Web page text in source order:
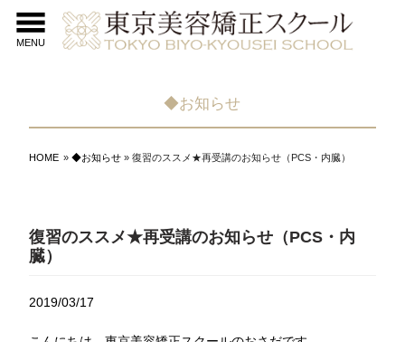
MENU
◆お知らせ
HOME »◆お知らせ » 復習のススメ★再受講のお知らせ（PCS・内臓）
復習のススメ★再受講のお知らせ（PCS・内
臓）
2019/03/17